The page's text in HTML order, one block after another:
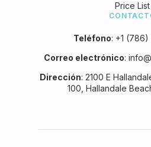
Price List
Teléfono: +1
Correo electrónico:
Dirección:2100 E
100, Hallandale